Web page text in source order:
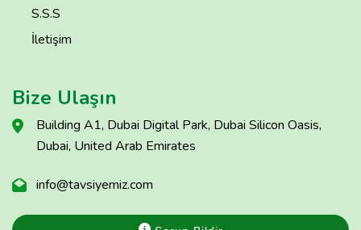
S.S.S
İletişim
Bize Ulaşın
Building A1, Dubai Digital Park, Dubai Silicon Oasis,
Dubai, United Arab Emirates
info@tavsiyemiz.com